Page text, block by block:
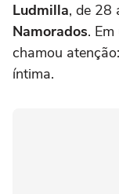
Ludmilla, de 28
Namorados.
chamou
íntima.